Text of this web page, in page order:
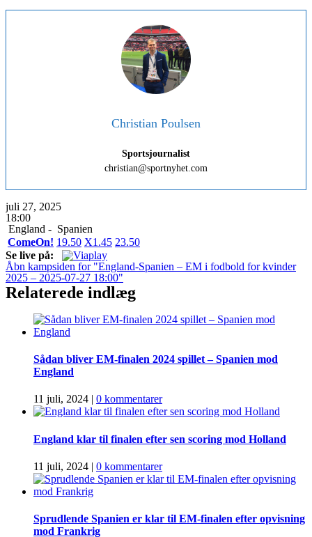
Christian Poulsen
Sportsjournalist
christian@sportnyhet.com
juli 27, 2025
18:00
England - Spanien
ComeOn! 19.50 X1.45 23.50
Se live på:
Åbn kampsiden for "England-Spanien – EM i fodbold for kvinder
2025 – 2025-07-27 18:00"
Relaterede indlæg
Sådan bliver EM-finalen 2024 spillet – Spanien mod
England
11 juli, 2024 | 0 kommentarer
England klar til finalen efter sen scoring mod Holland
11 juli, 2024 | 0 kommentarer
Sprudlende Spanien er klar til EM-finalen efter opvisning
mod Frankrig